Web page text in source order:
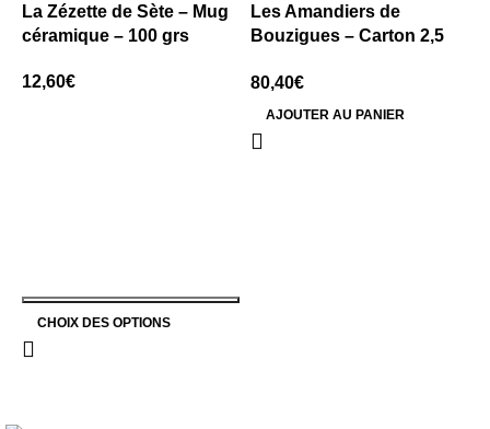
La Zézette de Sète – Mug
céramique – 100 grs
12,60€
CHOIX DES OPTIONS
Les Amandiers de
Bouzigues – Carton 2,5
80,40€
AJOUTER AU PANIER